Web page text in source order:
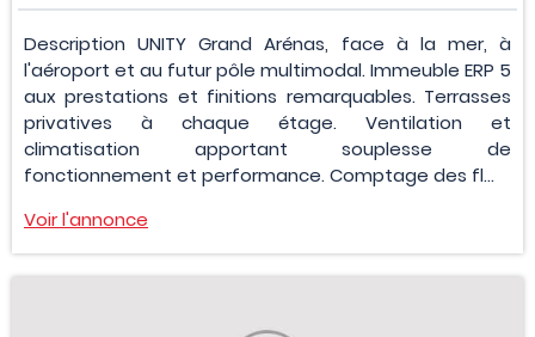
Description UNITY Grand Arénas, face à la mer, à
l'aéroport et au futur pôle multimodal. Immeuble ERP 5
aux prestations et finitions remarquables. Terrasses
privatives à chaque étage. Ventilation et
climatisation apportant souplesse de
fonctionnement et performance. Comptage des fl...
Voir l'annonce